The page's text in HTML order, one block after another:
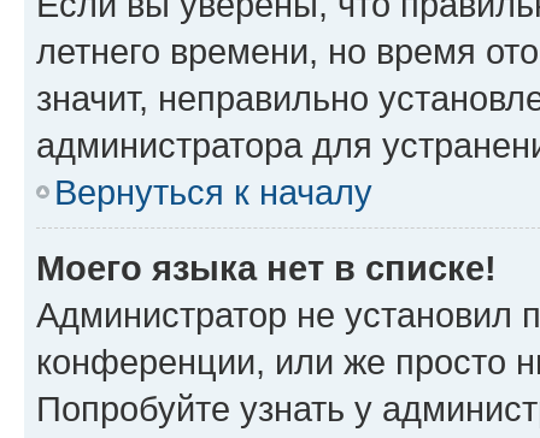
летнего времени, но время
значит, неправильно
администратора для
Вернуться к началу
Моего языка нет в списке!
Администратор не установил
конференции, или же просто
Попробуйте узнать у